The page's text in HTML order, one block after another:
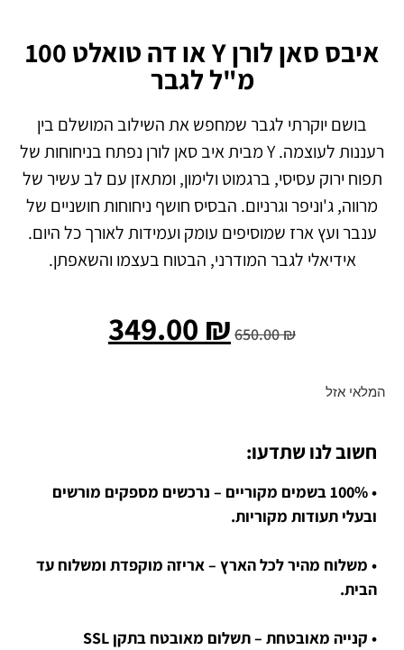
איבס סאן לורן Y או דה טואלט 100
מ"ל לגבר
בושם יוקרתי לגבר שמחפש את השילוב המושלם בין
רעננות לעוצמה. Y מבית איב סאן לורן נפתח בניחוחות של
תפוח ירוק עסיסי, ברגמוט ולימון, ומתאזן עם לב עשיר של
מרווה, ג'וניפר וגרניום. הבסיס חושף ניחוחות חושניים של
ענבר ועץ ארז שמוסיפים עומק ועמידות לאורך כל היום.
אידיאלי לגבר המודרני, הבטוח בעצמו והשאפתן.
650.00₪
349.00 ₪
המלאי אזל
חשוב לנו שתדעו:
• 100% בשמים מקוריים – נרכשים מספקים מורשים
ובעלי תעודות מקוריות.
• משלוח מהיר לכל הארץ – אריזה מוקפדת ומשלוח עד
הבית.
• קנייה מאובטחת – תשלום מאובטח בתקן SSL